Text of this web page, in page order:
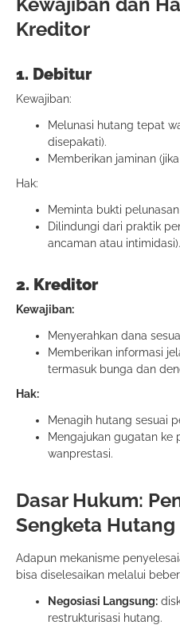
Kreditor
1. Debitur
Kewajiban:
Melunasi hutang tepat
disepakati).
Memberikan jaminan
Hak:
Meminta bukti
Dilindungi dari praktik
ancaman atau intimidasi).
2. Kreditor
Kewajiban:
Menyerahkan dana
Memberikan informasi
termasuk bunga dan
Hak:
Menagih hutang sesuai
Mengajukan gugatan ke
wanprestasi.
Dasar Hukum:
Sengketa
Adapun mekanisme
bisa diselesaikan melalui
Negosiasi Langsung:
restrukturisasi hutang.